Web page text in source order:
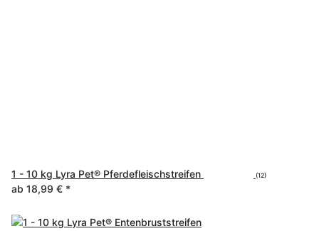
1 - 10 kg Lyra Pet® Pferdefleischstreifen (12)
ab 18,99 € *